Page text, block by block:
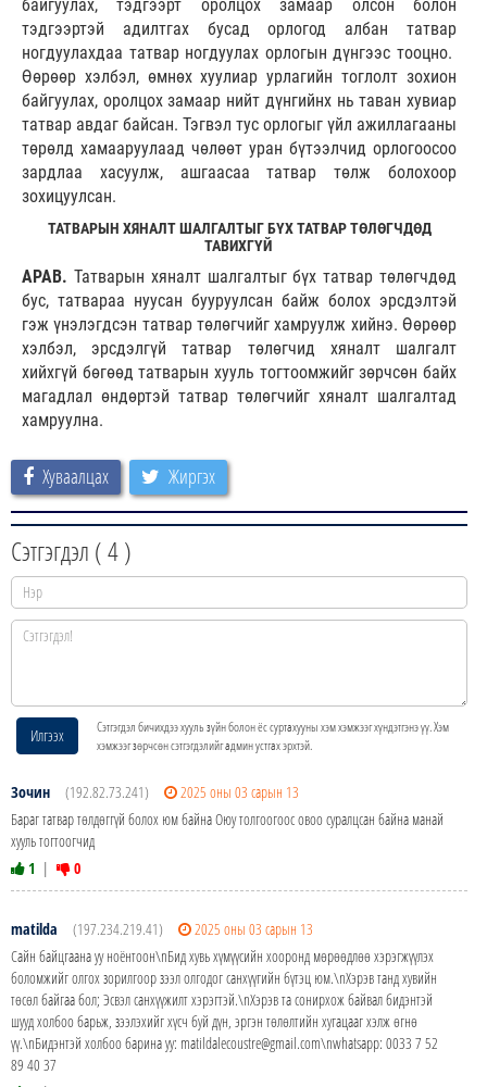
байгуулах, тэдгээрт оролцох замаар олсон болон
тэдгээртэй адилтгах бусад орлогод албан татвар
ногдуулахдаа татвар ногдуулах орлогын дүнгээс тооцно.
Өөрөөр хэлбэл, өмнөх хуулиар урлагийн тоглолт зохион
байгуулах, оролцох замаар нийт дүнгийнх нь таван хувиар
татвар авдаг байсан. Тэгвэл тус орлогыг үйл ажиллагааны
төрөлд хамааруулаад чөлөөт уран бүтээлчид орлогоосоо
зардлаа хасуулж, ашгаасаа татвар төлж болохоор
зохицуулсан.
ТАТВАРЫН ХЯНАЛТ ШАЛГАЛТЫГ БҮХ ТАТВАР ТӨЛӨГЧДӨД
ТАВИХГҮЙ
АРАВ. Татварын хяналт шалгалтыг бүх татвар төлөгчдөд
бус, татвараа нуусан бууруулсан байж болох эрсдэлтэй
гэж үнэлэгдсэн татвар төлөгчийг хамруулж хийнэ. Өөрөөр
хэлбэл, эрсдэлгүй татвар төлөгчид хяналт шалгалт
хийхгүй бөгөөд татварын хууль тогтоомжийг зөрчсөн байх
магадлал өндөртэй татвар төлөгчийг хяналт шалгалтад
хамруулна.
Хуваалцах Жиргэх
Сэтгэгдэл (4)
Илгээх
Сэтгэгдэл бичихдээ хууль зүйн болон ёс суртахууны хэм хэмжээг хүндэтгэнэ үү. Хэм
хэмжээг зөрчсөн сэтгэгдэлийг админ устгах эрхтэй.
Зочин (192.82.73.241)
2025 оны 03 сарын 13
Бараг татвар төлдөггүй болох юм байна Оюу толгоогоос овоо суралцсан байна манай
хууль тогтоогчид
1 | 0
matilda (197.234.219.41)
2025 оны 03 сарын 13
Сайн байцгаана уу ноёнтоон\nБид хувь хүмүүсийн хооронд мөрөөдлөө хэрэгжүүлэх
боломжийг олгох зорилгоор зээл олгодог санхүүгийн бүтэц юм.\nХэрэв танд хувийн
төсөл байгаа бол; Эсвэл санхүүжилт хэрэгтэй.\nХэрэв та сонирхож байвал бидэнтэй
шууд холбоо барьж, зээлэхийг хүсч буй дүн, эргэн төлөлтийн хугацааг хэлж өгнө
үү.\nБидэнтэй холбоо барина уу: matildalecoustre@gmail.com\nwhatsapp: 0033 7 52
89 40 37